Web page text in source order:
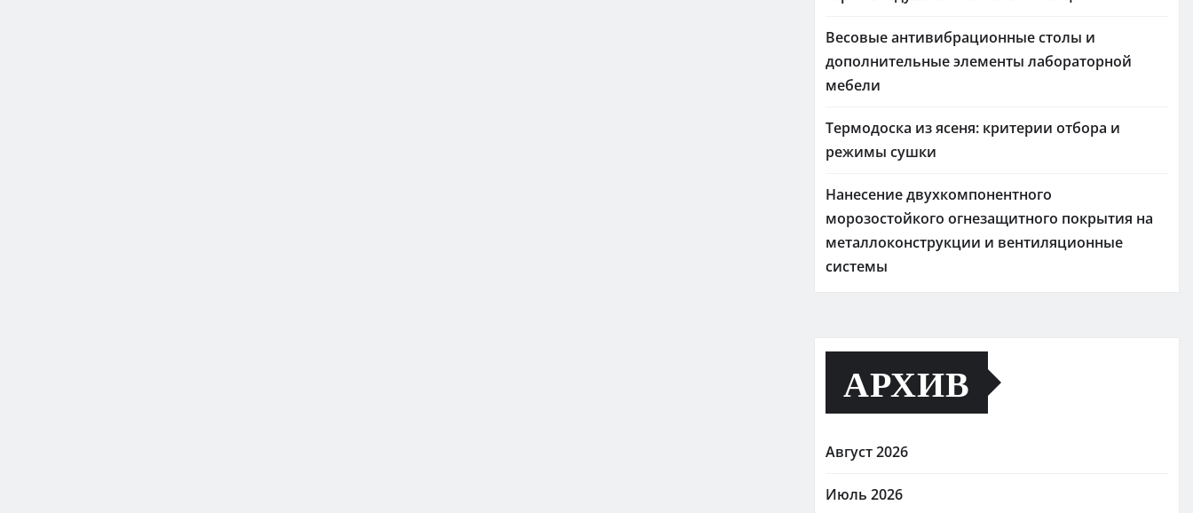
Весовые антивибрационные столы и
дополнительные элементы лабораторной
мебели
Термодоска из ясеня: критерии отбора и
режимы сушки
Нанесение двухкомпонентного
морозостойкого огнезащитного покрытия на
металлоконструкции и вентиляционные
системы
АРХИВ
Август 2026
Июль 2026